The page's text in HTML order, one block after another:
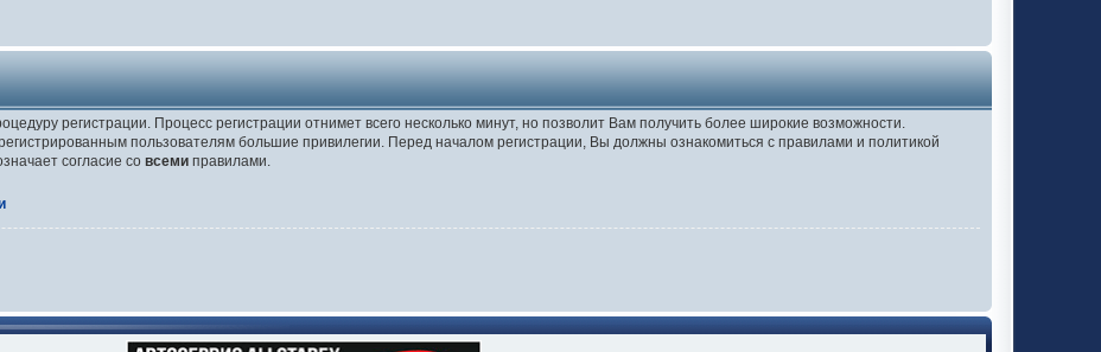
регистрации. Процесс регистрации отнимет всего несколько минут, но позволит Вам получить более широкие возможности.
пользователям большие привилегии. Перед началом регистрации, Вы должны ознакомиться с правилами и политикой
согласие со всеми правилами.